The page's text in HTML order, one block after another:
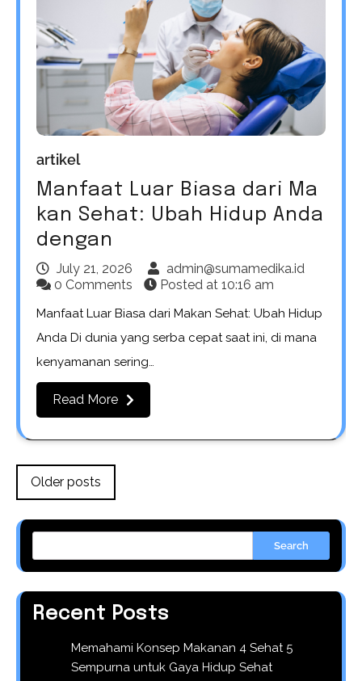
artikel
Manfaat Luar Biasa dari Ma
kan Sehat: Ubah Hidup Anda
dengan
July 21, 2026
admin@sumamedika.id
0 Comments
Posted at 10:16 am
Manfaat Luar Biasa dari Makan Sehat: Ubah Hidup
Anda Di dunia yang serba cepat saat ini, di mana
kenyamanan sering…
Read More
Posts
navigation
Older posts
Search
Recent Posts
Memahami Konsep Makanan 4 Sehat 5
Sempurna untuk Gaya Hidup Sehat